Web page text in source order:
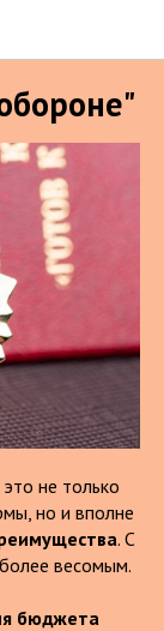
не только
но и вполне
. С
весомым.
бюджета